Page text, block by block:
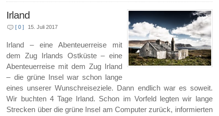
Irland
[ 0 ] 15. Juli 2017
Irland – eine Abenteuerreise mit
dem Zug Irlands Ostküste – eine
Abenteuerreise mit dem Zug Irland
– die grüne Insel war schon lange
eines unserer Wunschreiseziele. Dann endlich war es soweit.
Wir buchten 4 Tage Irland. Schon im Vorfeld legten wir lange
Strecken über die grüne Insel am Computer zurück, informierten